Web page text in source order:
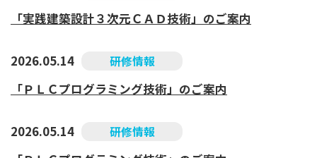
「実践建築設計３次元ＣＡＤ技術」のご案内
2026.05.14 研修情報
「ＰＬＣプログラミング技術」のご案内
2026.05.14 研修情報